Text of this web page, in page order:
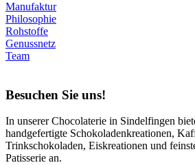
Manufaktur
Philosophie
Rohstoffe
Genussnetz
Team
Besuchen Sie uns!
In unserer Chocolaterie in Sindelfingen
handgefertigte Schokoladenkreationen,
Trinkschokoladen, Eiskreationen und
Patisserie an.